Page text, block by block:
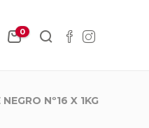
0
Nº16 X 1KG